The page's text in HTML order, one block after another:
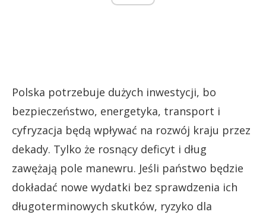
Polska potrzebuje dużych inwestycji, bo
bezpieczeństwo, energetyka, transport i
cyfryzacja będą wpływać na rozwój kraju przez
dekady. Tylko że rosnący deficyt i dług
zawężają pole manewru. Jeśli państwo będzie
dokładać nowe wydatki bez sprawdzenia ich
długoterminowych skutków, ryzyko dla